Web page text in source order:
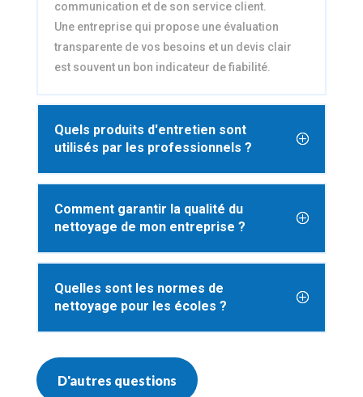
communication et de son service client.
Une entreprise qui propose une évaluation
transparente de vos besoins et un devis clair
est souvent un bon indicateur de fiabilité.
Quels produits d'entretien sont
utilisés par les professionnels ?
Comment garantir la qualité du
nettoyage de mon entreprise ?
Quelles sont les normes de
nettoyage pour les écoles ?
D'autres questions